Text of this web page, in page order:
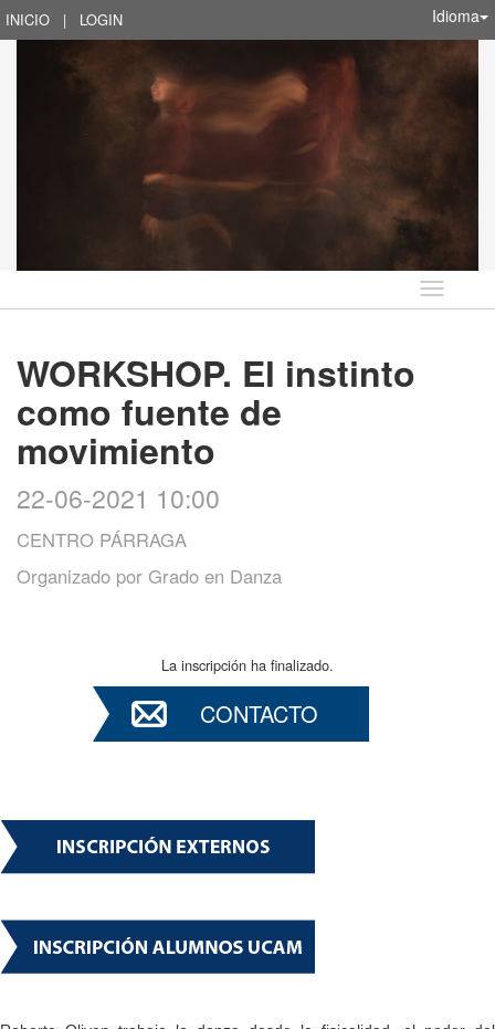
INICIO | LOGIN Idioma
Idioma
WORKSHOP. El instinto
como fuente de
movimiento
22-06-2021 10:00
CENTRO PÁRRAGA
Organizado por Grado en Danza
La inscripción ha finalizado.
CONTACTO